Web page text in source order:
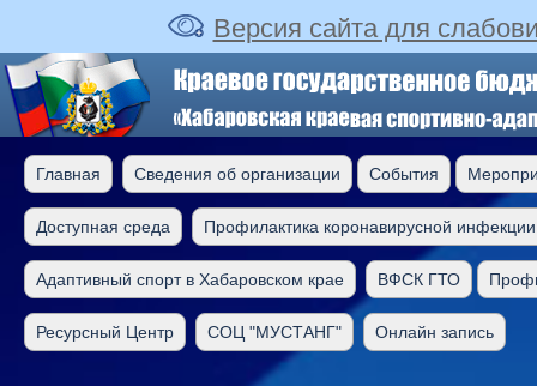
Версия сайта для
Главная Сведения об организации События
Доступная среда Профилактика коронавирусной инфекции
Адаптивный спорт в Хабаровском крае ВФСК ГТО
Ресурсный Центр СОЦ "МУСТАНГ" Онлайн запись